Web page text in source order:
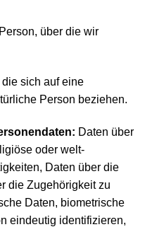
über die wir
sich auf eine
Person beziehen.
Daten über
oder welt­
Daten über die
die Zugehörigkeit zu
Daten, biometrische
eindeutig identifizieren,